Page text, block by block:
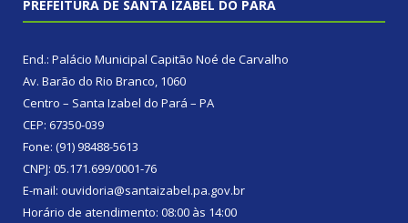
PREFEITURA DE SANTA IZABEL DO PARÁ
End.: Palácio Municipal Capitão Noé de Carvalho
Av. Barão do Rio Branco, 1060
Centro – Santa Izabel do Pará – PA
CEP: 67350-039
Fone: (91) 98488-5613
CNPJ: 05.171.699/0001-76
E-mail: ouvidoria@santaizabel.pa.gov.br
Horário de atendimento: 08:00 às 14:00